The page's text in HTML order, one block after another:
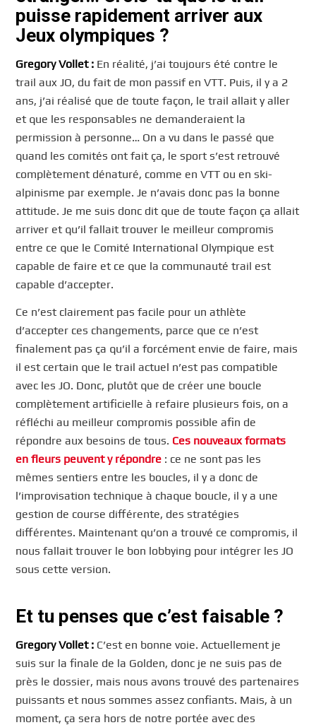
puisse rapidement arriver aux
Jeux olympiques ?
GregoryVollet : En réalité, j’ai toujours été contre le
trail aux JO, du fait de mon passif en VTT. Puis, il y a 2
ans, j’ai réalisé que de toute façon, le trail allait y aller
et que les responsables ne demanderaient la
permission à personne… On a vu dans le passé que
quand les comités ont fait ça, le sport s’est retrouvé
complètement dénaturé, comme en VTT ou en ski-
alpinisme par exemple. Je n’avais donc pas la bonne
attitude. Je me suis donc dit que de toute façon ça allait
arriver et qu’il fallait trouver le meilleur compromis
entre ce que le Comité International Olympique est
capable de faire et ce que la communauté trail est
capable d’accepter.
Ce n’est clairement pas facile pour un athlète
d’accepter ces changements, parce que ce n’est
finalement pas ça qu’il a forcément envie de faire, mais
il est certain que le trail actuel n’est pas compatible
avec les JO. Donc, plutôt que de créer une boucle
complètement artificielle à refaire plusieurs fois, on a
réfléchi au meilleur compromis possible afin de
répondre aux besoins de tous. Ces nouveaux formats
en fleurs peuvent y répondre : ce ne sont pas les
mêmes sentiers entre les boucles, il y a donc de
l’improvisation technique à chaque boucle, il y a une
gestion de course différente, des stratégies
différentes. Maintenant qu’on a trouvé ce compromis, il
nous fallait trouver le bon lobbying pour intégrer les JO
sous cette version.
Et tu penses que c’est faisable ?
GregoryVollet : C’est en bonne voie. Actuellement je
suis sur la finale de la Golden, donc je ne suis pas de
près le dossier, mais nous avons trouvé des partenaires
puissants et nous sommes assez confiants. Mais, à un
moment, ça sera hors de notre portée avec des